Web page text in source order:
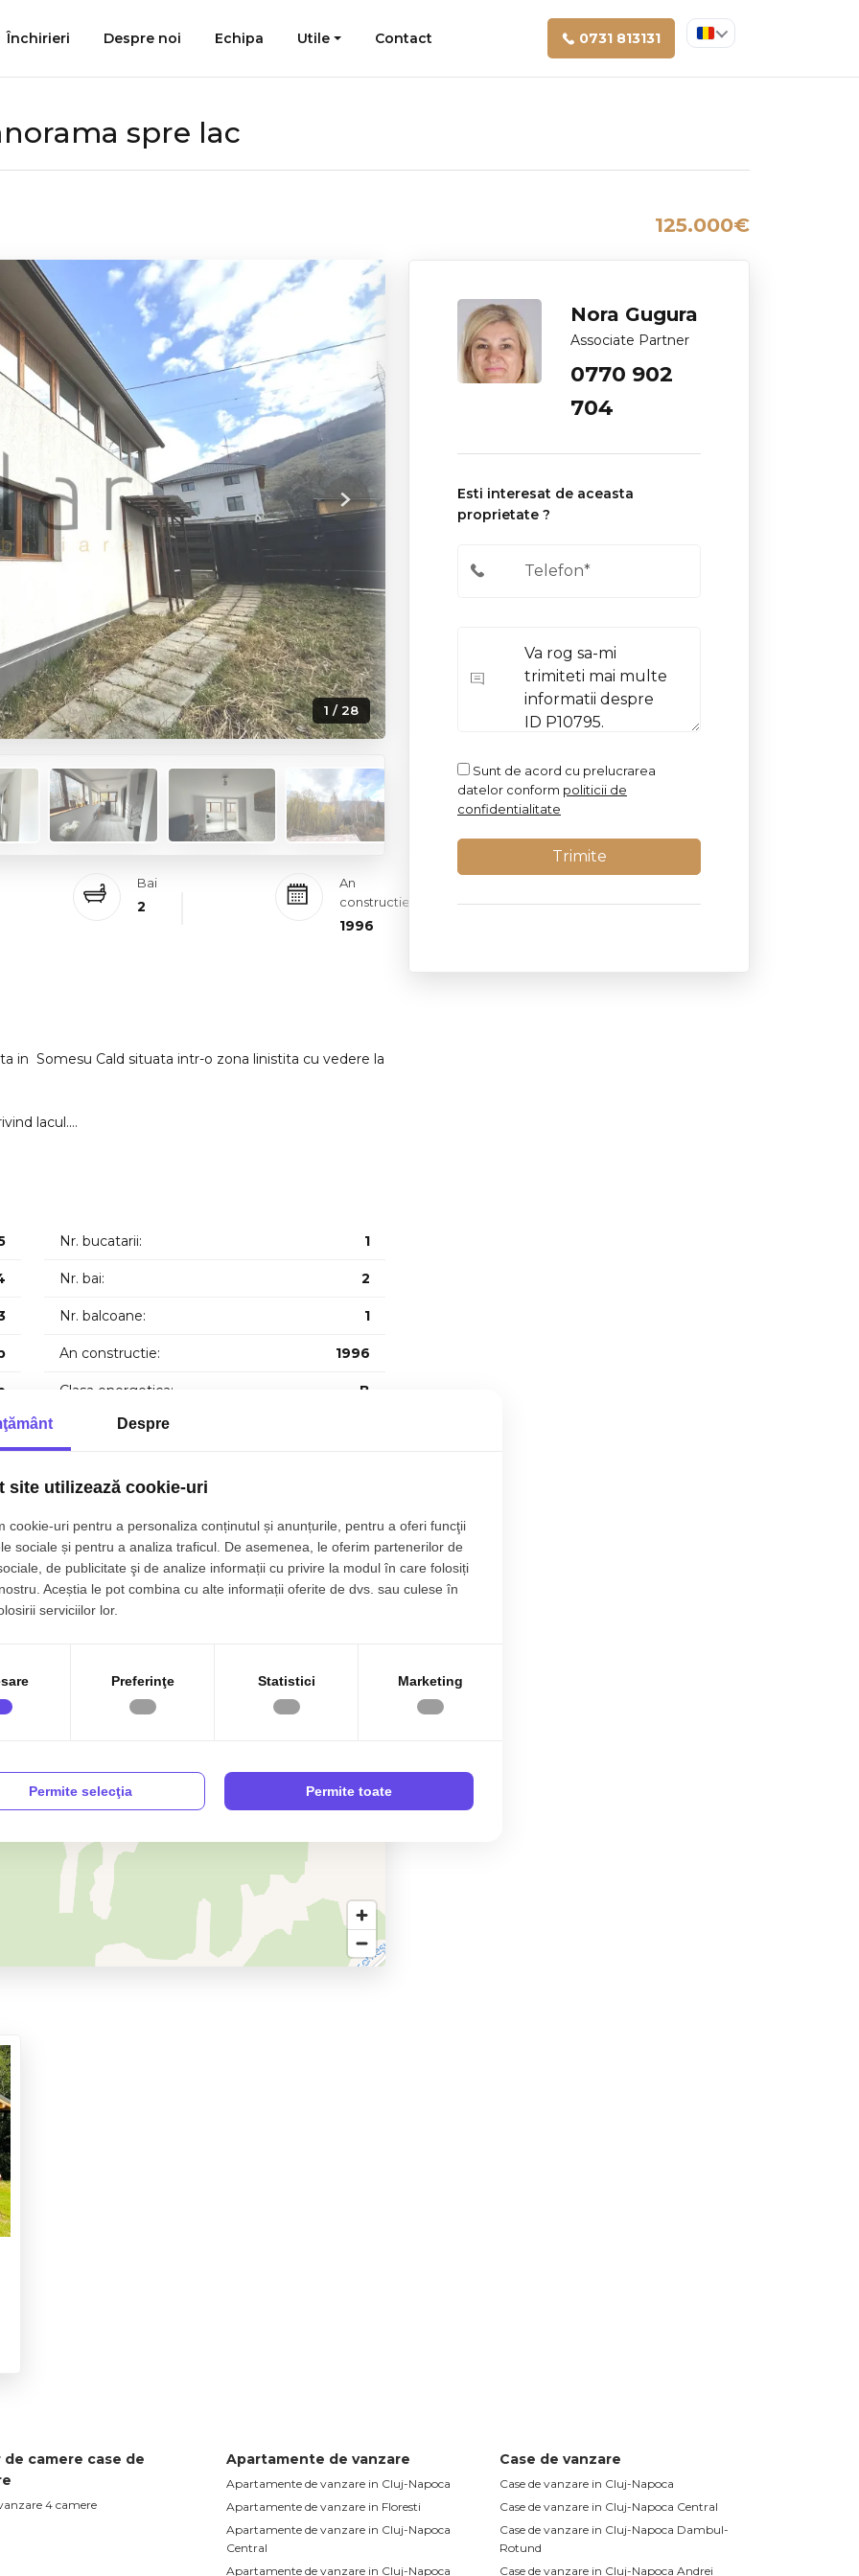
Închirieri Despre noi Echipa Utile Contact 0731 813131
spre lac
125.000€
1 / 28
Next
Bai
2
An
constructie
1996
in Somesu Cald situata intr-o zona linistita cu vedere la
lacul.
vacante sau locuinta permanentala 20 km de Cluj
Nr. bucatarii: 1
Nr. bai: 2
Nr. balcoane: 1
An constructie: 1996
Clasa energetica: B
Nora Gugura
Associate Partner
0770 902
704
Esti interesat de aceasta
proprietate ?
Sunt de acord cu prelucrarea
datelor conform politicii de
confidentialitate
de camere case de
4 camere
Apartamente de vanzare
Apartamente de vanzare in Cluj-Napoca
Apartamente de vanzare in Floresti
Apartamente de vanzare in Cluj-Napoca
Central
Apartamente de vanzare in Cluj-Napoca
Case de vanzare
Case de vanzare in Cluj-Napoca
Case de vanzare in Cluj-Napoca Central
Case de vanzare in Cluj-Napoca Dambul-
Rotund
Case de vanzare in Cluj-Napoca Andrei
Despre
site utilizează cookie-uri
cookie-uri pentru a personaliza conținutul și anunțurile, pentru a oferi funcţii
sociale și pentru a analiza traficul. De asemenea, le oferim partenerilor de
de publicitate şi de analize informații cu privire la modul în care folosiți
Aceștia le pot combina cu alte informații oferite de dvs. sau culese în
serviciilor lor.
Preferinţe Statistici Marketing
Permite selecţia Permite toate